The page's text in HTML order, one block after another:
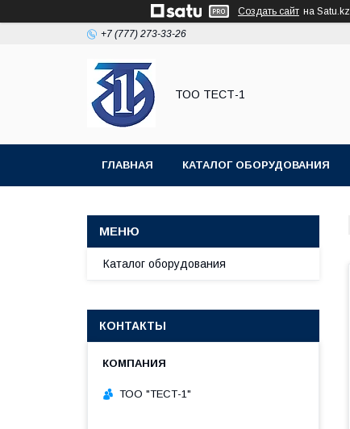
Создать сайт на Satu.kz
+7 (777) 273-33-26
ТОО ТЕСТ-1
ГЛАВНАЯ КАТАЛОГ ОБОРУДОВАНИЯ
Каталог оборудования
КОНТАКТЫ
ТОО "ТЕСТ-1"